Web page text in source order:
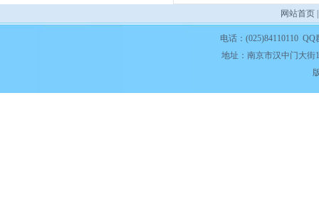
网站首页
电话：(025)84110110
地址：南京市汉中门大街